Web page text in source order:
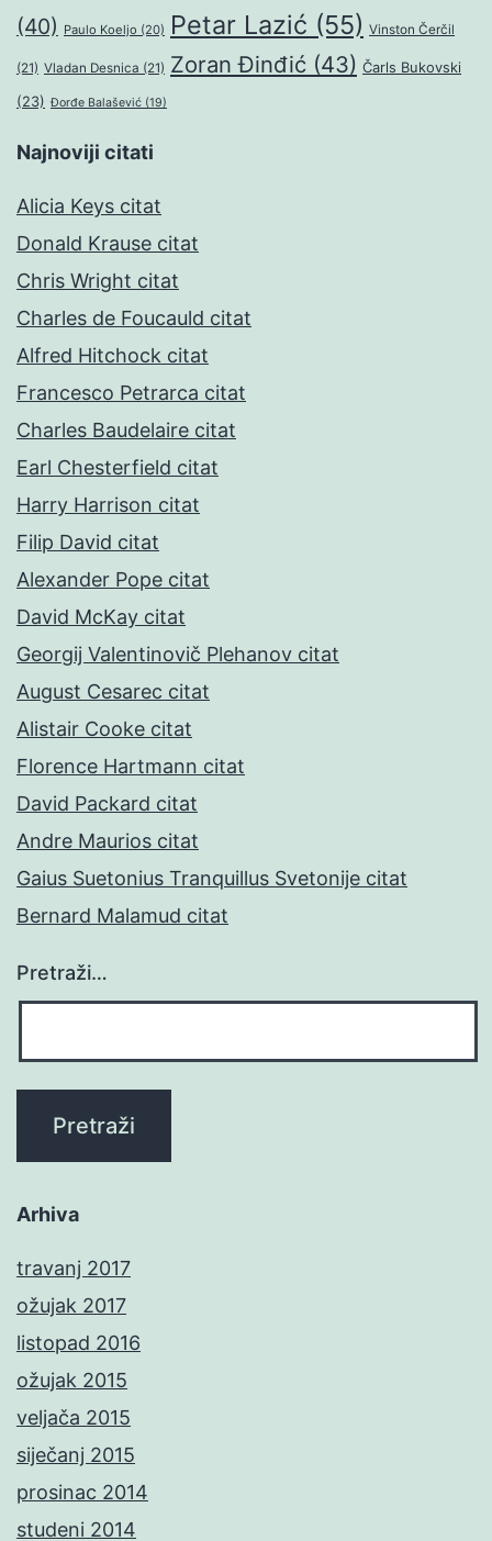
(40) Paulo Koeljo (20) Petar Lazić (55) Vinston Čerčil
(21) Vladan Desnica (21) Zoran Đinđić (43) Čarls Bukovski
(23) Đorđe Balašević (19)
Najnoviji citati
Alicia Keys citat
Donald Krause citat
Chris Wright citat
Charles de Foucauld citat
Alfred Hitchock citat
Francesco Petrarca citat
Charles Baudelaire citat
Earl Chesterfield citat
Harry Harrison citat
Filip David citat
Alexander Pope citat
David McKay citat
Georgij Valentinovič Plehanov citat
August Cesarec citat
Alistair Cooke citat
Florence Hartmann citat
David Packard citat
Andre Maurios citat
Gaius Suetonius Tranquillus Svetonije citat
Bernard Malamud citat
Pretraži…
Arhiva
travanj 2017
ožujak 2017
listopad 2016
ožujak 2015
veljača 2015
siječanj 2015
prosinac 2014
studeni 2014